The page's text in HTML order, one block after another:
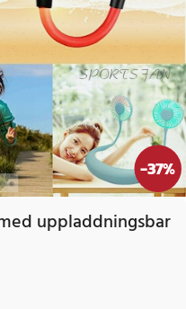
-37%
uppladdningsbar